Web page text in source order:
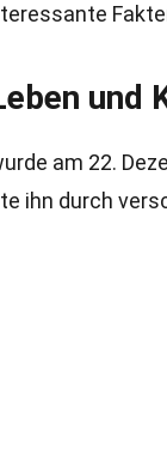
und
am 22.
ihn durch